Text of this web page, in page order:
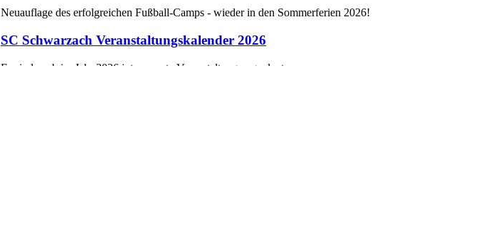
SC Schwarzach Veranstaltungskalender 2026
Es sind auch im Jahr 2026 interessante Veranstaltungen geplant